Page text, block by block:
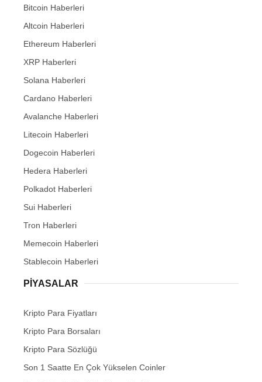
Bitcoin Haberleri
Altcoin Haberleri
Ethereum Haberleri
XRP Haberleri
Solana Haberleri
Cardano Haberleri
Avalanche Haberleri
Litecoin Haberleri
Dogecoin Haberleri
Hedera Haberleri
Polkadot Haberleri
Sui Haberleri
Tron Haberleri
Memecoin Haberleri
Stablecoin Haberleri
PIYASALAR
Kripto Para Fiyatları
Kripto Para Borsaları
Kripto Para Sözlüğü
Son 1 Saatte En Çok Yükselen Coinler